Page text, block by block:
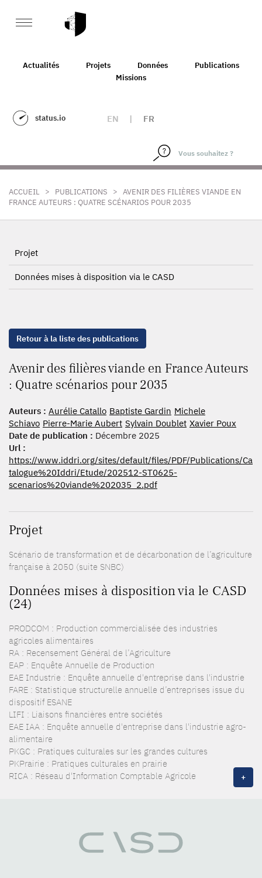
Actualités Projets Données
Publications
Missions
status.io EN | FR
ACCUEIL > PUBLICATIONS > AVENIR DES FILIÈRES VIANDE EN
FRANCE AUTEURS : QUATRE SCÉNARIOS POUR 2035
Projet
Données mises à disposition via le CASD
Retour à la liste des publications
Avenir des filières viande en France Auteurs
: Quatre scénarios pour 2035
Auteurs : Aurélie Catallo Baptiste Gardin Michele
Schiavo Pierre-Marie Aubert Sylvain Doublet Xavier Poux
Date de publication : Décembre 2025
Url :
https://www.iddri.org/sites/default/files/PDF/Publications/Ca
talogue%20Iddri/Etude/202512-ST0625-
scenarios%20viande%202035_2.pdf
Projet
Scénario de transformation et de décarbonation de l’agriculture
française à 2050 (suite SNBC)
Données mises à disposition via le CASD
(24)
PRODCOM : Production commercialisée des industries
agricoles alimentaires
RA : Recensement Général de l’Agriculture
EAP : Enquête Annuelle de Production
EAE Industrie : Enquête annuelle d'entreprise dans l'industrie
FARE : Statistique structurelle annuelle d’entreprises issue du
dispositif ESANE
LIFI : Liaisons financières entre sociétés
EAE IAA : Enquête annuelle d'entreprise dans l'industrie agro-
alimentaire
PKGC : Pratiques culturales sur les grandes cultures
PKPrairie : Pratiques culturales en prairie
RICA : Réseau d'Information Comptable Agricole
+